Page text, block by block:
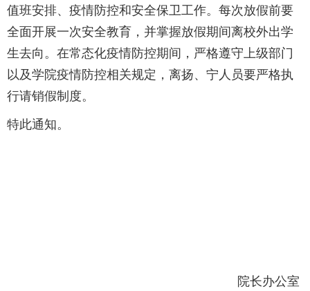
值班安排、疫情防控和安全保卫工作。每次放假前要
全面开展一次安全教育，并掌握放假期间离校外出学
生去向。在常态化疫情防控期间，严格遵守上级部门
以及学院疫情防控相关规定，离扬、宁人员要严格执
行请销假制度。
特此通知。
院长办公室